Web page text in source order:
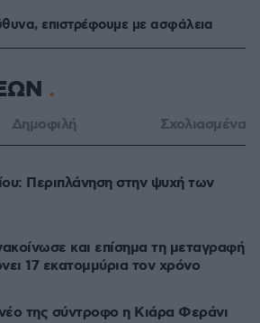
επιστρέφουμε με ασφάλεια
Δημοφιλή Σχολιασμένα
Περιπλάνηση στην ψυχή των
και επίσημα τη μεταγραφή
17 εκατομμύρια τον χρόνο
της σύντροφο η Κιάρα Φεράνι